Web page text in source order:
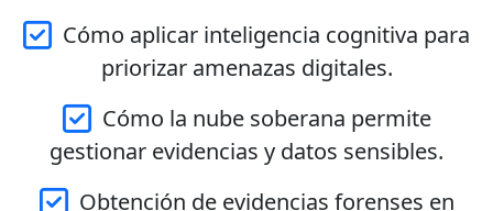
Cómo aplicar inteligencia cognitiva para
priorizar amenazas digitales.
Cómo la nube soberana permite
gestionar evidencias y datos sensibles.
Obtención de evidencias forenses en